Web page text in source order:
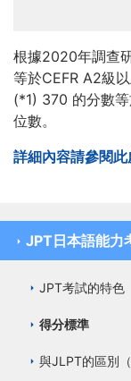
根據2020年調查
等於CEFR A2級以
(*1) 370 的分數
位數。
詳細內容請參閱此
JPT日本語能力
JPT考試的特色
得分標準
與JLPT的區別（